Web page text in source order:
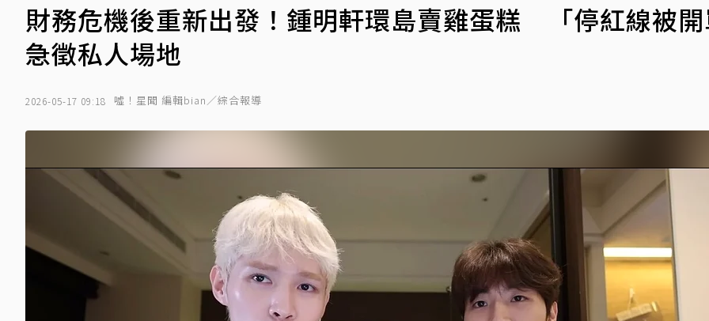
財務危機後重新出發！鍾明軒環島賣雞蛋糕 「停紅線被
急徵私人場地
2026-05-17 09:18 噓！星聞 編輯bian／綜合報導